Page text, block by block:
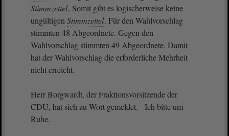
Stimmzettel. Somit gibt es logischerweise keine
ungültigen Stimmzettel. Für den Wahlvorschlag
stimmten 48 Abgeordnete. Gegen den
Wahlvorschlag stimmten 49 Abgeordnete. Damit
hat der Wahlvorschlag die erforderliche Mehrheit
nicht erreicht.
Herr Borgwardt, der Fraktionsvorsitzende der
CDU, hat sich zu Wort gemeldet. - Ich bitte um
Ruhe.